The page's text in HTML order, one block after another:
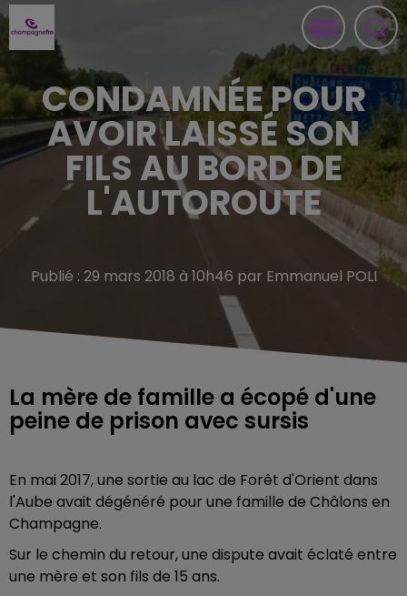
CONDAMNÉE POUR
AVOIR LAISSÉ SON
FILS AU BORD DE
L'AUTOROUTE
Publié : 29 mars 2018 à 10h46 par Emmanuel POLI
La mère de famille a écopé d'une
peine de prison avec sursis
En mai 2017, une sortie au lac de Forêt d'Orient dans
l'Aube avait dégénéré pour une famille de Châlons en
Champagne.
Sur le chemin du retour, une dispute avait éclaté entre
une mère et son fils de 15 ans.